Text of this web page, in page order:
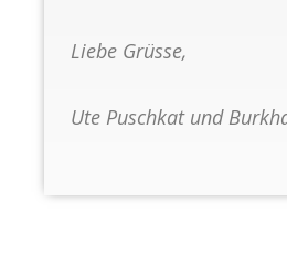
Liebe Grüsse,
Ute Puschkat und